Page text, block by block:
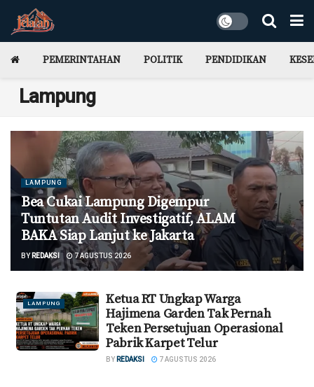
PEMERINTAHAN POLITIK PENDIDIKAN
Lampung
LAMPUNG
Bea Cukai Lampung Digempur
Tuntutan Audit Investigatif, ALAM
BAKA Siap Lanjut ke Jakarta
BY REDAKSI 7 AGUSTUS 2026
LAMPUNG
Ketua RT Ungkap Warga
Hajimena Garden Tak Pernah
Teken Persetujuan Operasional
Pabrik Karpet Telur
BY REDAKSI 7 AGUSTUS 2026